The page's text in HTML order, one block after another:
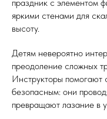
праздник с элементом
яркими стенами для
высоту.
Детям невероятно
преодоление сложных
Инструкторы помогают
безопасным: они
превращают лазание в